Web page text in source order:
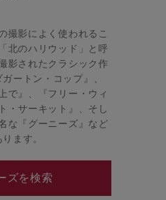
撮影によく使われるこ
北のハリウッド」と呼
影されたクラシック作
ートン・コップ』、
で』、『フリー・ウィ
・サーキット』、そし
な『グーニーズ』など
ります。
ズを検索